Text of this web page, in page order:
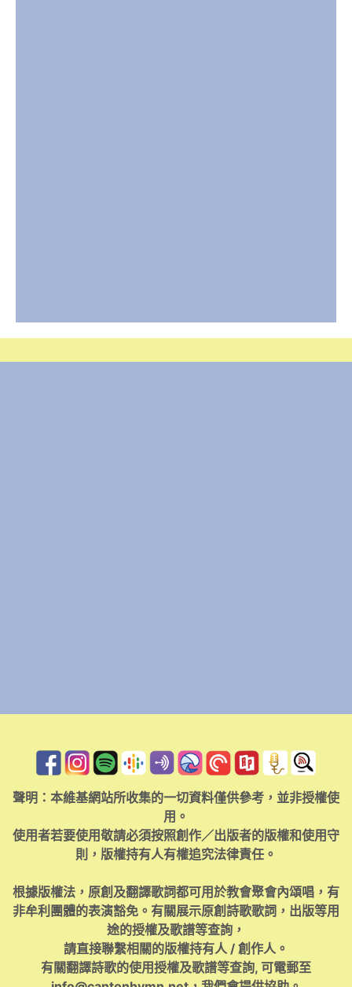
聲明：本維基網站所收集的一切資料僅供參考，並非授權使
用。
使用者若要使用敬請必須按照創作／出版者的版權和使用守
則，版權持有人有權追究法律責任。
根據版權法，原創及翻譯歌詞都可用於教會聚會內頌唱，有
非牟利團體的表演豁免。有關展示原創詩歌歌詞，出版等用
途的授權及歌譜等查詢，
請直接聯繫相關的版權持有人 / 創作人。
有關翻譯詩歌的使用授權及歌譜等查詢, 可電郵至